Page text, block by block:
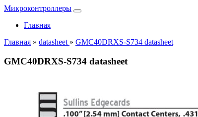
Микроконтроллеры
Главная
Главная » datasheet » GMC40DRXS-S734 datasheet
GMC40DRXS-S734 datasheet